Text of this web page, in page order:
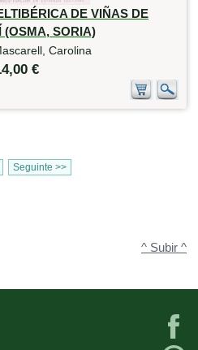
DE VIÑAS DE
(OSMA, SORIA)
Carolina
€
Seguinte >>
^ Subir ^